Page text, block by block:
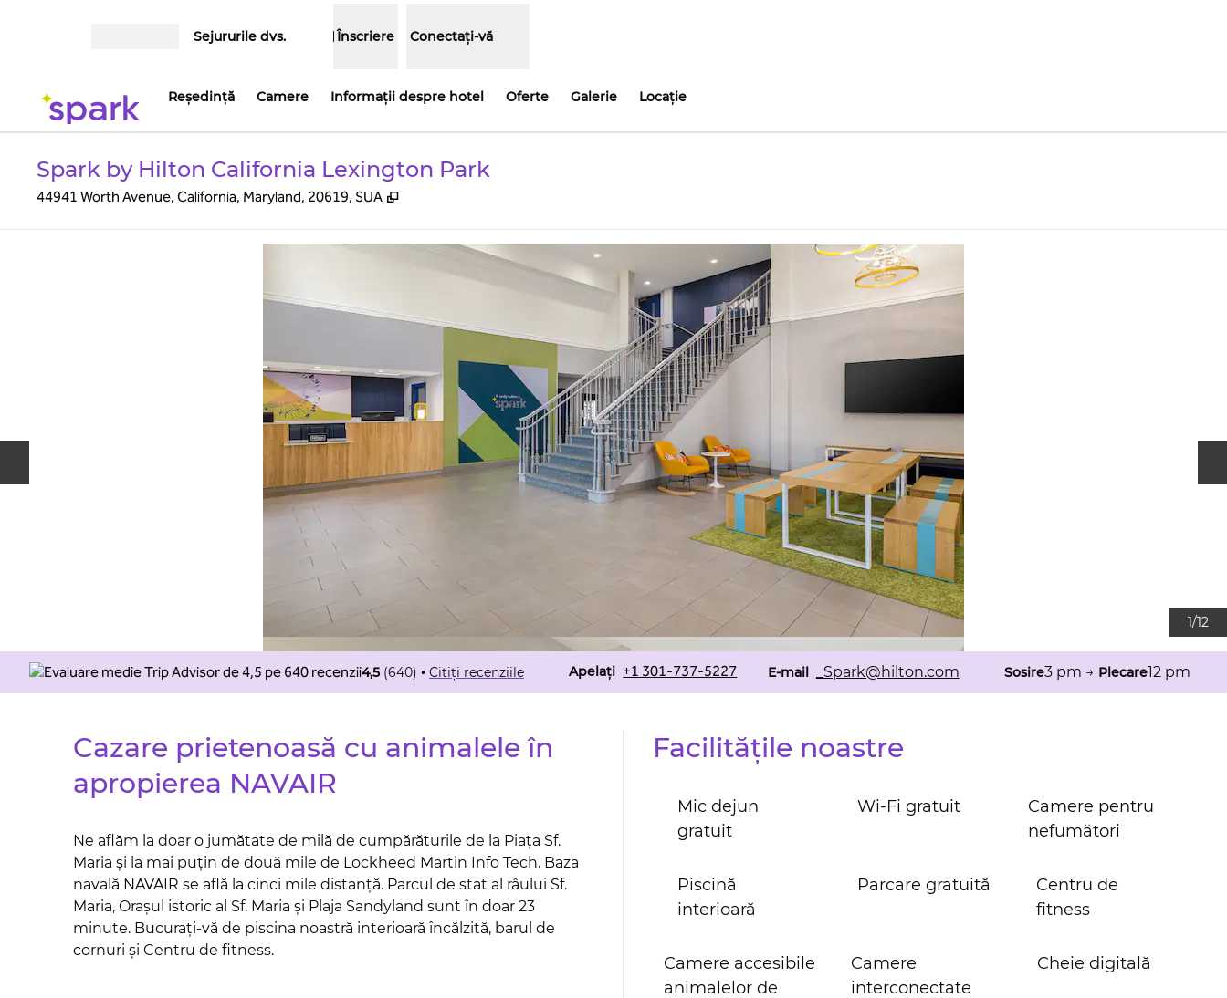
Sejururile dvs. Înscriere Conectați-vă
Reşedinţă Camere Informații despre hotel Oferte Galerie Locaţie
Spark by Hilton California Lexington Park
44941 Worth Avenue, California, Maryland, 20619, SUA ,
1/12
4,5 (640) • Citiți recenziile Apelați
Apel +1 301-737-5227 E-mail
E-mailDCALX
_Spark@hilton.com Sosire3 pm → Plecare12 pm
Cazare prietenoasă cu animalele în
apropierea NAVAIR
Ne aflăm la doar o jumătate de milă de cumpărăturile de la Piața Sf.
Maria și la mai puțin de două mile de Lockheed Martin Info Tech. Baza
navală NAVAIR se află la cinci mile distanță. Parcul de stat al râului Sf.
Maria, Orașul istoric al Sf. Maria și Plaja Sandyland sunt în doar 23
minute. Bucurați-vă de piscina noastră interioară încălzită, barul de
cornuri și Centru de fitness.
Facilităţile noastre
Mic dejun
gratuit
Wi-Fi gratuit
Camere pentru
nefumători
Piscină
interioară
Parcare gratuită
Centru de
fitness
Camere accesibile
animalelor de
Camere
interconectate
Cheie digitală